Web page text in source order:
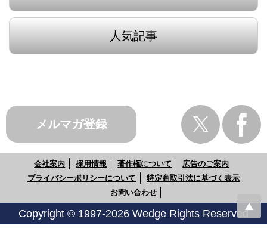
人気記事
メルマガ登録
会社案内 採用情報 著作権について
広告のご案内
プライバシーポリシーについて
特定商取引法に基づく表示
お問い合わせ
Copyright © 1997-2026 Wedge Rights Reserved